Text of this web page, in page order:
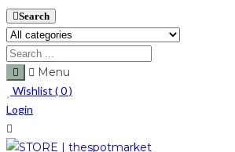
Search
Menu
Wishlist (0)
Login